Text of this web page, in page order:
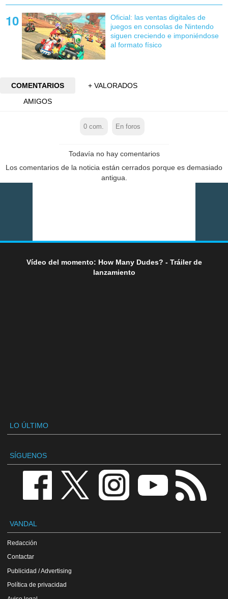
Oficial: las ventas digitales de
juegos en consolas de Nintendo
siguen creciendo e imponiéndose
al formato físico
COMENTARIOS
+ VALORADOS
AMIGOS
0 com. En foros
Todavía no hay comentarios
Los comentarios de la noticia están cerrados porque es demasiado
antigua.
Vídeo del momento: How Many Dudes? - Tráiler de
lanzamiento
LO ÚLTIMO
SÍGUENOS
VANDAL
Redacción
Contactar
Publicidad / Advertising
Política de privacidad